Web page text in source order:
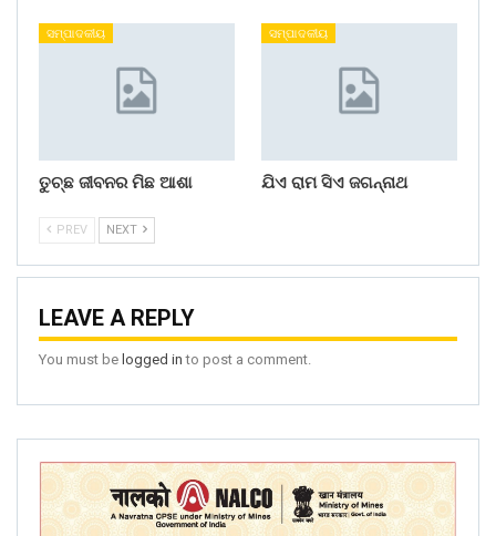
ସମ୍ପାଦକୀୟ
ତୁଚ୍ଛ ଜୀବନର ମିଛ ଆଶା
ସମ୍ପାଦକୀୟ
ଯିଏ ରାମ ସିଏ ଜଗନ୍ନାଥ
PREV NEXT
LEAVE A REPLY
You must be logged in to post a comment.